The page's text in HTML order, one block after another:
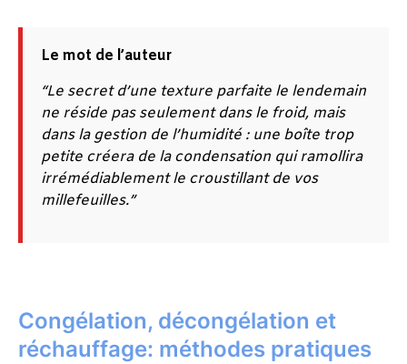
Le mot de l’auteur
“Le secret d’une texture parfaite le lendemain
ne réside pas seulement dans le froid, mais
dans la gestion de l’humidité : une boîte trop
petite créera de la condensation qui ramollira
irrémédiablement le croustillant de vos
millefeuilles.”
Congélation, décongélation et
réchauffage: méthodes pratiques